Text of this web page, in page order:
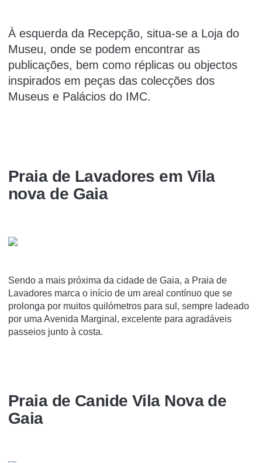
À esquerda da Recepção, situa-se a Loja do
Museu, onde se podem encontrar as
publicações, bem como réplicas ou objectos
inspirados em peças das colecções dos
Museus e Palácios do IMC.
Praia de Lavadores em Vila
nova de Gaia
Sendo a mais próxima da cidade de Gaia, a Praia de
Lavadores marca o início de um areal contínuo que se
prolonga por muitos quilómetros para sul, sempre ladeado
por uma Avenida Marginal, excelente para agradáveis
passeios junto à costa.
Praia de Canide Vila Nova de
Gaia